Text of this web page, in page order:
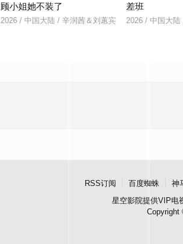
顾小姐她不装了
2026 / 中国大陆 / 辛润茜＆刘蕙宾
差班
2026 / 中国大
RSS订阅 百度蜘蛛 神
星空影院提供VIP电
Copyright